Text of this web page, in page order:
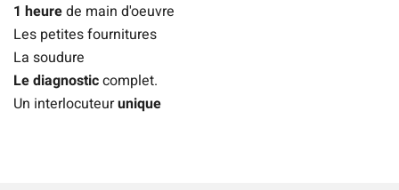
1 heurede main d'oeuvre
Les petites fournitures
La soudure
Le diagnosticcomplet.
Un interlocuteurunique